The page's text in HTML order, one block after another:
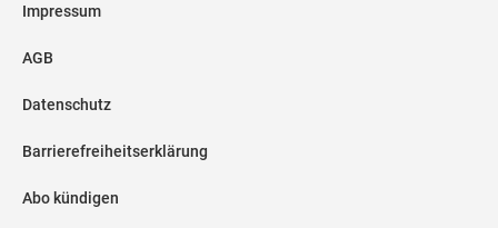
Impressum
AGB
Datenschutz
Barrierefreiheitserklärung
Abo kündigen